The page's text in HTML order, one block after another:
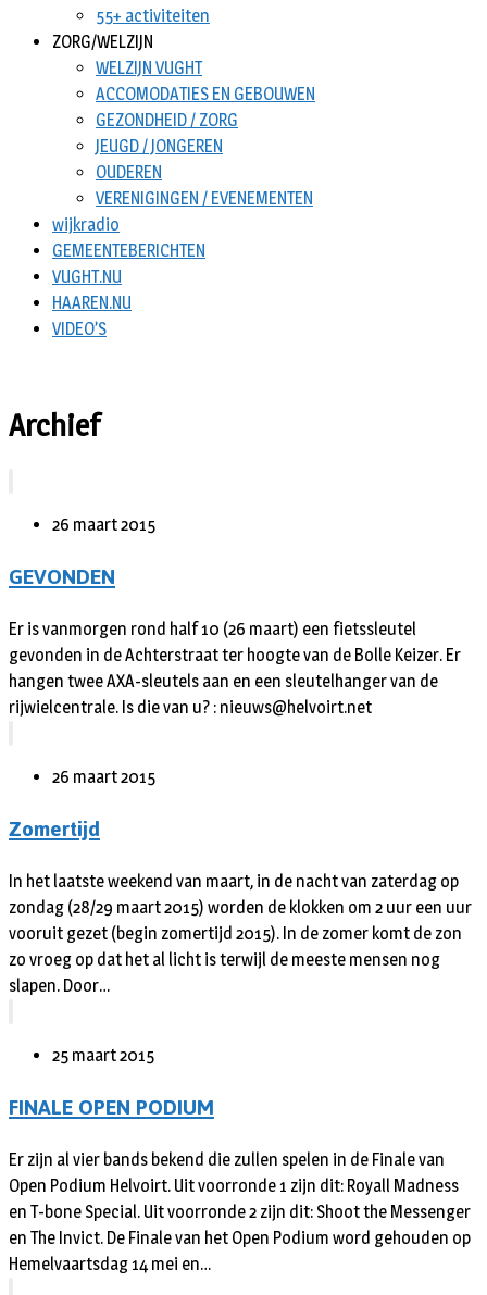
55+ activiteiten
ZORG/WELZIJN
WELZIJN VUGHT
ACCOMODATIES EN GEBOUWEN
GEZONDHEID / ZORG
JEUGD / JONGEREN
OUDEREN
VERENIGINGEN / EVENEMENTEN
wijkradio
GEMEENTEBERICHTEN
VUGHT.NU
HAAREN.NU
VIDEO’S
Archief
26 maart 2015
GEVONDEN
Er is vanmorgen rond half 10 (26 maart) een fietssleutel
gevonden in de Achterstraat ter hoogte van de Bolle Keizer. Er
hangen twee AXA-sleutels aan en een sleutelhanger van de
rijwielcentrale. Is die van u? : nieuws@helvoirt.net
26 maart 2015
Zomertijd
In het laatste weekend van maart, in de nacht van zaterdag op
zondag (28/29 maart 2015) worden de klokken om 2 uur een uur
vooruit gezet (begin zomertijd 2015). In de zomer komt de zon
zo vroeg op dat het al licht is terwijl de meeste mensen nog
slapen. Door…
25 maart 2015
FINALE OPEN PODIUM
Er zijn al vier bands bekend die zullen spelen in de Finale van
Open Podium Helvoirt. Uit voorronde 1 zijn dit: Royall Madness
en T-bone Special. Uit voorronde 2 zijn dit: Shoot the Messenger
en The Invict. De Finale van het Open Podium word gehouden op
Hemelvaartsdag 14 mei en…